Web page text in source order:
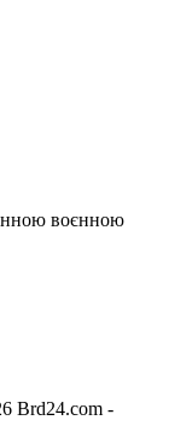
воєнною
Brd24.com -